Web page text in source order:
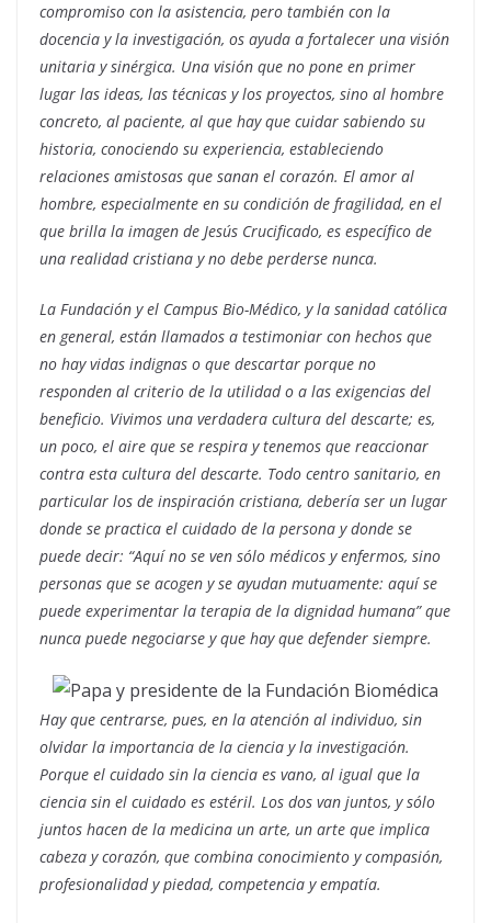
compromiso con la asistencia, pero también con la
docencia y la investigación, os ayuda a fortalecer una visión
unitaria y sinérgica. Una visión que no pone en primer
lugar las ideas, las técnicas y los proyectos, sino al hombre
concreto, al paciente, al que hay que cuidar sabiendo su
historia, conociendo su experiencia, estableciendo
relaciones amistosas que sanan el corazón. El amor al
hombre, especialmente en su condición de fragilidad, en el
que brilla la imagen de Jesús Crucificado, es específico de
una realidad cristiana y no debe perderse nunca.
La Fundación y el Campus Bio-Médico, y la sanidad católica
en general, están llamados a testimoniar con hechos que
no hay vidas indignas o que descartar porque no
responden al criterio de la utilidad o a las exigencias del
beneficio. Vivimos una verdadera cultura del descarte; es,
un poco, el aire que se respira y tenemos que reaccionar
contra esta cultura del descarte. Todo centro sanitario, en
particular los de inspiración cristiana, debería ser un lugar
donde se practica el cuidado de la persona y donde se
puede decir: “Aquí no se ven sólo médicos y enfermos, sino
personas que se acogen y se ayudan mutuamente: aquí se
puede experimentar la terapia de la dignidad humana” que
nunca puede negociarse y que hay que defender siempre.
Hay que centrarse, pues, en la atención al individuo, sin
olvidar la importancia de la ciencia y la investigación.
Porque el cuidado sin la ciencia es vano, al igual que la
ciencia sin el cuidado es estéril. Los dos van juntos, y sólo
juntos hacen de la medicina un arte, un arte que implica
cabeza y corazón, que combina conocimiento y compasión,
profesionalidad y piedad, competencia y empatía.